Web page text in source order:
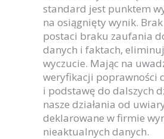
standard jest punktem
na osiągnięty wynik.
postaci braku zaufania
danych i faktach,
wyczucie. Mając na
weryfikacji poprawności
i podstawę do dalszych
nasze działania od
deklarowane w firmie
nieaktualnych danych.